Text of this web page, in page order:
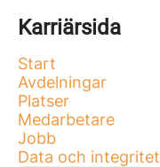
Karriärsida
Start
Avdelningar
Platser
Medarbetare
Jobb
Data och integritet